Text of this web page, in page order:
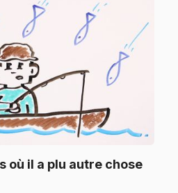
où il a plu autre chose